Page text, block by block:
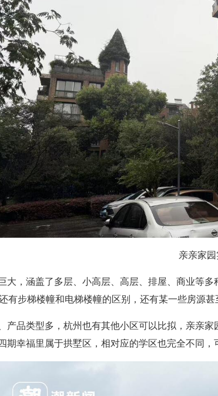
亲亲家
大，涵盖了多层、小高层、高层、排屋、商业等
有步梯楼幢和电梯楼幢的区别，还有某一些房源
产品类型多，杭州也有其他小区可以比拟，亲亲
期幸福里属于拱墅区，相对应的学区也完全不同，